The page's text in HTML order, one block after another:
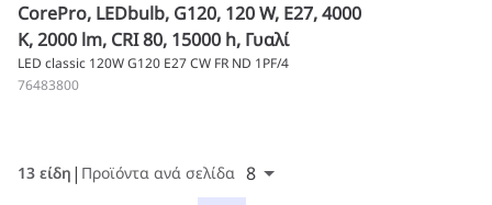
CorePro, LEDbulb, G120, 120 W, E27, 4000
K, 2000 lm, CRI 80, 15000 h, Γυαλί
LED classic 120W G120 E27 CW FR ND 1PF/4
76483800
13 είδη Προϊόντα ανά σελίδα 8